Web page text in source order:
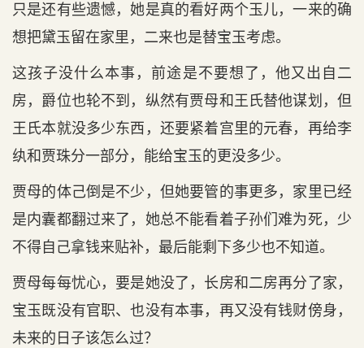
只是还有些遗憾，她是真的看好两个玉儿，一来的确
想把黛玉留在家里，二来也是替宝玉考虑。
这孩子没什么本事，前途是不要想了，他又出自二
房，爵位也轮不到，纵然有贾母和王氏替他谋划，但
王氏本就没多少东西，还要紧着宫里的元春，再给李
纨和贾珠分一部分，能给宝玉的更没多少。
贾母的体己倒是不少，但她要管的事更多，家里已经
是内囊都翻过来了，她总不能看着子孙们难为死，少
不得自己拿钱来贴补，最后能剩下多少也不知道。
贾母每每忧心，要是她没了，长房和二房再分了家，
宝玉既没有官职、也没有本事，再又没有钱财傍身，
未来的日子该怎么过？